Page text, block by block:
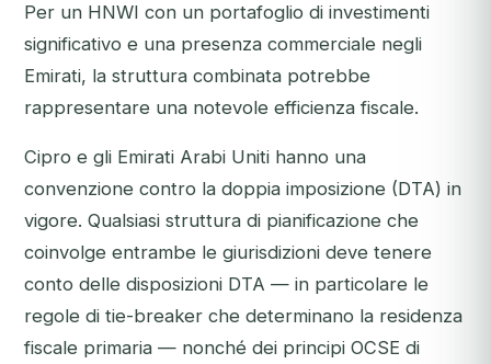
Per un HNWI con un portafoglio di investimenti
significativo e una presenza commerciale negli
Emirati, la struttura combinata potrebbe
rappresentare una notevole efficienza fiscale.
Cipro e gli Emirati Arabi Uniti hanno una
convenzione contro la doppia imposizione (DTA) in
vigore. Qualsiasi struttura di pianificazione che
coinvolge entrambe le giurisdizioni deve tenere
conto delle disposizioni DTA — in particolare le
regole di tie-breaker che determinano la residenza
fiscale primaria — nonché dei principi OCSE di